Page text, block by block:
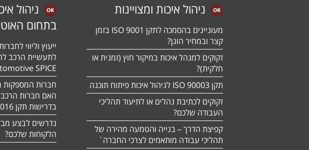
ניהול איכות ומצויינות
מעוניינים בהסמכה לתקן ISO 9001 בזמן
קצר ובמחיר הוגן?
זקוקים למנהל איכות במיקור חוץ (זמנית או
חלקית)?
תקן ISO 90003 לניהול איכות פיתוח תוכנה
זקוקים לכתיבת נהלים או לתיעוד תהליכי
העבודה שלכם?
קפיצת הדרך – בנייה והטמעה מהירה של
תהליכי עבודה מותאמים לצרכי החברה`
ניהול
בתחום
ייעוץ וליווי
לתעשיית הרכב
SPICE
חברות המספקות
האם חברות הרכב
בדרישות תקן 16949:2016 IATF ?
הלקוחות שלכם?